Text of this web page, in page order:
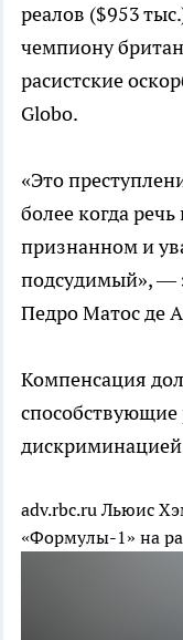
реалов ($953
чемпиону
расистские
Globo.
«Это
более когда
признанном и
подсудимый», —
Педро Матос де
Компенсация
способствующие
adv.rbc.ru Льюис
«Формулы-1» на